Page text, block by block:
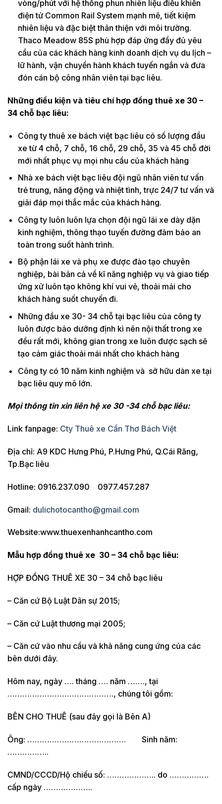
vòng/phút với hệ thống phun nhiên liệu điều khiển
điện tử Common Rail System mạnh mẽ, tiết kiệm
nhiên liệu và đặc biệt thân thiện với môi trường.
Thaco Meadow 85S phù hợp đáp ứng đầy đủ yêu
cầu của các khách hàng kinh doanh dịch vụ du lịch –
lữ hành, vận chuyển hành khách tuyến ngắn và đưa
đón cán bộ công nhân viên tại bạc liêu.
Những điều kiện và tiêu chí hợp đồng thuê xe 30 –
34 chỗ bạc liêu:
Công ty thuê xe bách việt bạc liêu có số lượng đầu
xe từ 4 chỗ, 7 chỗ, 16 chỗ, 29 chỗ, 35 và 45 chỗ đời
mới nhất phục vụ mọi nhu cầu của khách hàng
Nhà xe bách việt bạc liêu đội ngũ nhân viên tư vấn
trẻ trung, năng động và nhiệt tình, trực 24/7 tư vấn và
giải đáp mọi thắc mắc của khách hàng.
Công ty luôn luôn lựa chọn đội ngũ lái xe dày dặn
kinh nghiệm, thông thạo tuyến đường đảm bảo an
toàn trong suốt hành trình.
Bộ phận lái xe và phụ xe được đào tạo chuyên
nghiệp, bài bản cả về kĩ năng nghiệp vụ và giao tiếp
ứng xử luôn tạo không khí vui vẻ, thoải mái cho
khách hàng suốt chuyến đi.
Những đầu xe 30- 34 chỗ tại bạc liêu của công ty
luôn được bảo dưỡng định kì nên nội thất trong xe
đều rất mới, không gian trong xe luôn được sạch sẽ
tạo cảm giác thoải mái nhất cho khách hàng
Công ty có 10 năm kinh nghiệm và sở hữu dàn xe tại
bạc liêu quy mô lớn.
Mọi thông tin xin liên hệ xe 30 -34 chỗ bạc liêu:
Link fanpage: Cty Thuê xe Cần Thơ Bách Việt
Địa chỉ: A9 KDC Hưng Phú, P.Hưng Phú, Q.Cái Răng,
Tp.Bạc liêu
Hotline: 0916.237.090 0977.457.287
Gmail: dulichotocantho@gmail.com
Website:www.thuexenhanhcantho.com
Mẫu hợp đồng thuê xe 30 – 34 chỗ bạc liêu:
HỢP ĐỒNG THUÊ XE 30 – 34 chỗ bạc liêu
– Căn cứ Bộ Luật Dân sự 2015;
– Căn cứ Luật thương mại 2005;
– Căn cứ vào nhu cầu và khả năng cung ứng của các
bên dưới đây.
Hôm nay, ngày …. tháng …. năm ……., tại
……………………………………., chúng tôi gồm:
BÊN CHO THUÊ (sau đây gọi là Bên A)
Ông: …………………………………. Sinh năm:
……………..
CMND/CCCD/Hộ chiếu số: ……………….. do …………….
cấp ngày ………………..